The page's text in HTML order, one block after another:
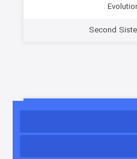
فصل ۱۷
منتشر شد